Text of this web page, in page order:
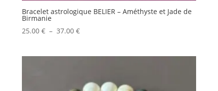
Bracelet astrologique BELIER – Améthyste et Jade de
Birmanie
25.00 € – 37.00 €Plage
37.00 €